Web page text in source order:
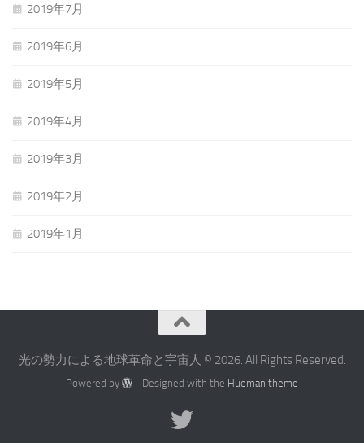
2019年7月
2019年6月
2019年5月
2019年4月
2019年3月
2019年2月
2019年1月
光の勢力による地球革命と宇宙人 © 2026. All Rights Reserved.
Powered by - Designed with the Hueman theme